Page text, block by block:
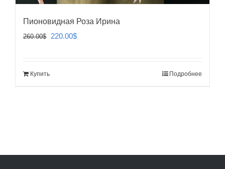
Пионовидная Роза Ирина
260.00$
Первоначальная
220.00$Текущая
Купить Подробнее